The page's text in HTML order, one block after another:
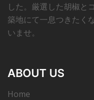
した。厳選した胡椒と
築地にて一息つきたく
いませ。
ABOUT US
Home